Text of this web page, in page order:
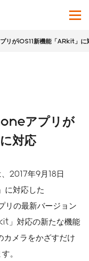
English
がiOS11新機能「ARkit」に
アプリが
対応
2017年9月18日
に対応した
の最新バージョン
」対応の新たな機能
メラをかざすだけ
。